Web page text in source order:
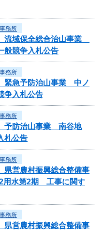
務所
流域保全総合治山事業
競争入札公告
務所
緊急予防治山事業 中ノ
入札公告
務所
予防治山事業 南谷地
札公告
務所
県営農村振興総合整備事
水第2期 工事に関す
務所
県営農村振興総合整備事